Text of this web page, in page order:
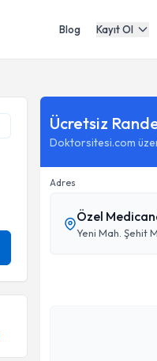
Blog Kayıt Ol
Ücretsiz
Doktorsitesi.com
Adres
Özel
Yeni Mah. Şehit